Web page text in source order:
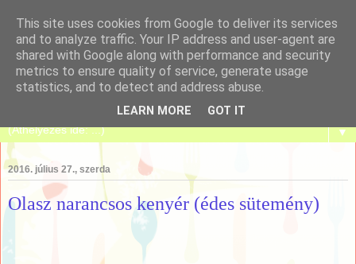
Tanulj meg sütni!
▼
2016. július 27., szerda
Olasz narancsos kenyér (édes sütemény)
This site uses cookies from Google to deliver its services
and to analyze traffic. Your IP address and user-agent are
shared with Google along with performance and security
metrics to ensure quality of service, generate usage
statistics, and to detect and address abuse.
LEARN MORE GOT IT